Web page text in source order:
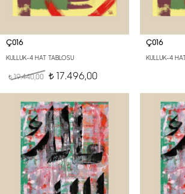
Ç016
KULLUK-4 HAT TABLOSU
t19.440,00 t 17.496,00
Ç016
KULLUK-4